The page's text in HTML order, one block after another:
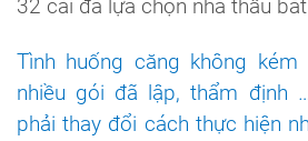
32 cái đã lựa chọn nhà thầu
Tình huống căng không
nhiều gói đã lập, thẩm định
phải thay đổi cách thực hiện